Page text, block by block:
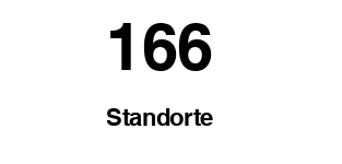
166
Standorte